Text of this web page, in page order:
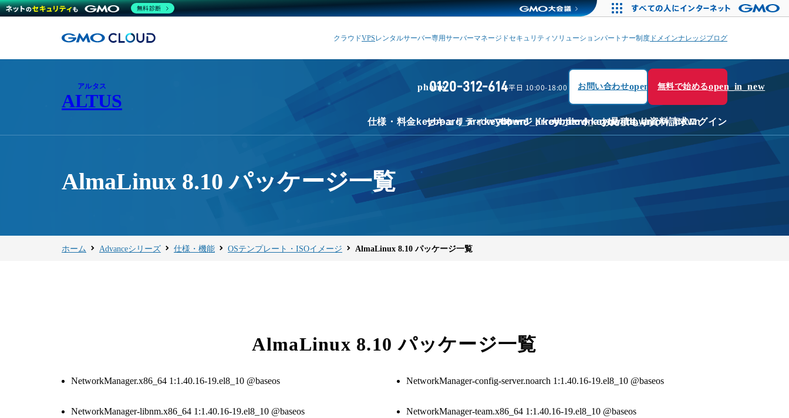
クラウドVPSレンタルサーバー専用サーバーマネージドセキュリティソリューションパートナー制度 ドメインナレッジブログ
ALTUS
アルタス phone
0120-312-614平日 10:00-18:00 お問い合わせopen_in_new
無料で始めるopen_in_new
仕様・料金 keyboard_arrow_down
セキュリティkeyboard_arrow_down
マネージドkeyboard_arrow_down
サポートkeyboard_arrow_down
お見積もり資料請求ログイン
AlmaLinux 8.10 パッケージ一覧
ホーム Advanceシリーズ 仕様・機能 OSテンプレート・ISOイメージ AlmaLinux 8.10 パッケージ一覧
AlmaLinux 8.10 パッケージ一覧
NetworkManager.x86_64 1:1.40.16-19.el8_10 @baseos NetworkManager-config-server.noarch 1:1.40.16-19.el8_10 @baseos
NetworkManager-libnm.x86_64 1:1.40.16-19.el8_10 @baseos NetworkManager-team.x86_64 1:1.40.16-19.el8_10 @baseos
無料診断